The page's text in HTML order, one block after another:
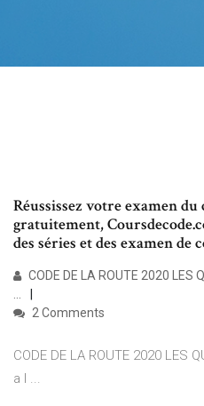
Réussissez votre examen du
gratuitement,
des séries et des examen de
CODE DE LA ROUTE 2020 LES
...
2 Comments
CODE DE LA ROUTE 2020 LES
a l ...